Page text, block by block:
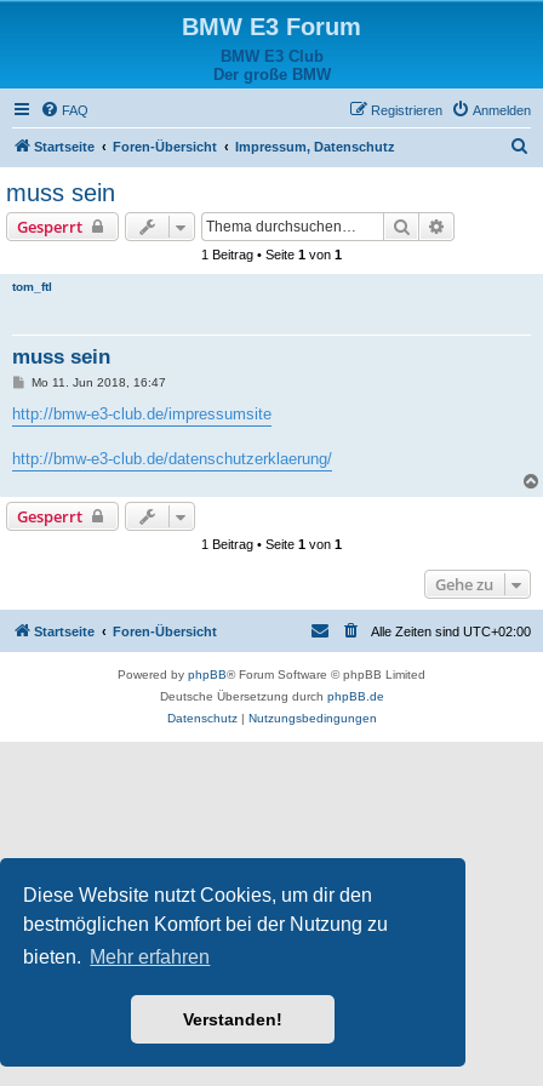
Diese Website nutzt Cookies, um dir den
bestmöglichen Komfort bei der Nutzung zu
bieten. Mehr erfahren
Verstanden!
BMW E3 Forum
BMW E3 Club
Der große BMW
FAQ Anmelden
Registrieren
Startseite Foren-Übersicht Impressum, Datenschutz
muss sein
Gesperrt Suche
1 Beitrag • Seite 1 von 1
tom_ftl
muss sein
B
i
t
a
g
Mo 11. Jun 2018, 16:47
http://bmw-e3-club.de/impressumsite
http://bmw-e3-club.de/datenschutzerklaerung/
Gesperrt
1 Beitrag • Seite 1 von 1
Gehe zu
Startseite Foren-Übersicht Alle Zeiten sind UTC+02:00
Powered by phpBB® Forum Software © phpBB Limited
Deutsche Übersetzung durch phpBB.de
Datenschutz| Nutzungsbedingungen